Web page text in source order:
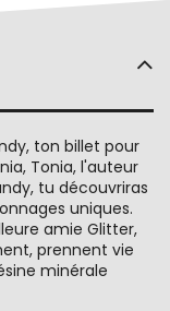
ton billet pour
Tonia, l'auteur
tu découvriras
uniques.
amie Glitter,
prennent vie
minérale